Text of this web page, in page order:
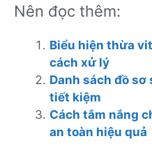
Nên đọc thêm:
Biểu hiện thừa
cách xử lý
Danh sách đồ sơ
tiết kiệm
Cách tắm nắng
an toàn hiệu quả